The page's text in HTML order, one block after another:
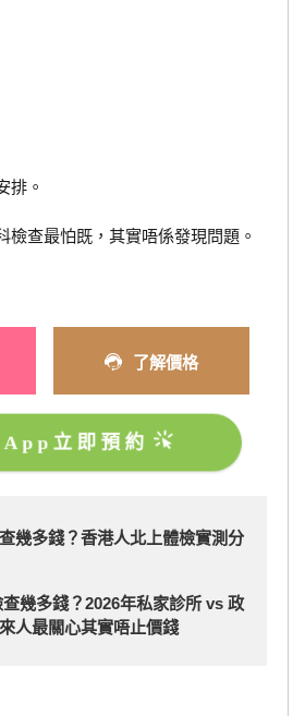
。
查最怕既，其實唔係發現問題。
了解價格
立即預約
幾多錢？香港人北上體檢實測分
幾多錢？2026年私家診所 vs 政
人最關心其實唔止價錢